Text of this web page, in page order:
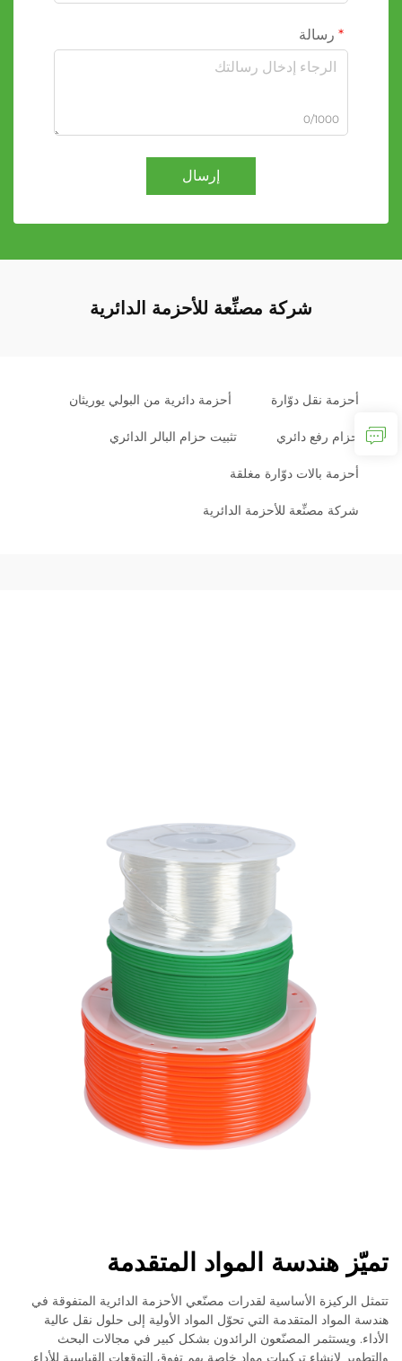
رسالة
0/1000
إرسال
شركة مصنِّعة للأحزمة الدائرية
أحزمة نقل دوّارة أحزمة دائرية من البولي يوريثان
حزام رفع دائري تثبيت حزام البالر الدائري
أحزمة بالات دوّارة مغلقة
شركة مصنِّعة للأحزمة الدائرية
تميّز هندسة المواد المتقدمة
تتمثل الركيزة الأساسية لقدرات مصنّعي الأحزمة الدائرية المتفوقة في
هندسة المواد المتقدمة التي تحوّل المواد الأولية إلى حلول نقل عالية
الأداء. ويستثمر المصنّعون الرائدون بشكل كبير في مجالات البحث
والتطوير لإنشاء تركيبات مواد خاصة بهم تفوق التوقعات القياسية للأداء.